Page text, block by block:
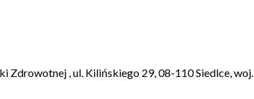
Zdrowotnej , ul. Kilińskiego 29, 08-110 Siedlce, woj.